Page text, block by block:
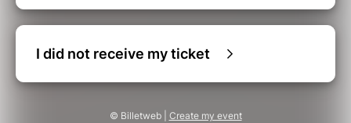
I did not receive my ticket
© Billetweb | Create my event